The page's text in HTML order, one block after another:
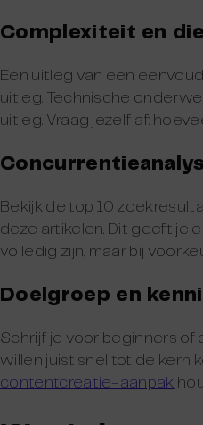
Complexiteit en
Een uitleg van een
uitleg. Technische
uitleg. Vraag jezelf af:
Bekijk de top 10
deze artikelen. Dit geeft je
volledig zijn, maar bij
Doelgroep en
Schrijf je voor beginners
willen juist snel tot de kern
contentcreatie-aanpak